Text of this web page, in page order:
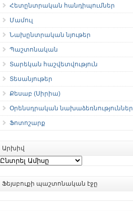
Հետընտրական հանդիպումներ
Մամուլ
Նախընտրական նյութեր
Պաշտոնական
Տարեկան հաշվետվություն
Տեսանյութեր
Քեսաբ (Սիրիա)
Օրենսդրական նախաձեռնություններ
Ֆոտոշարք
Արխիվ
Արխիվ
Ֆեյսբուքի պաշտոնական էջը